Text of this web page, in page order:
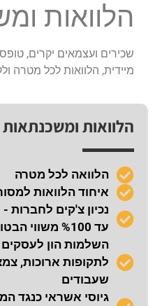
הלוואות
שכירים ועצמאים יקרים,
מיידית, הלוואות לכל מטרה
הלוואות
הלוואה לכל מטרה
איחוד הלוואות
נכיון צ'קים לחברות
עד %100 משווי הבטוחה
השלמות הון לעסקים
לתקופות ארוכות,
שעבודים
גיוסי אשראי כנגד